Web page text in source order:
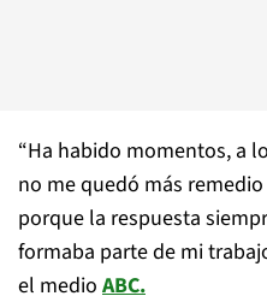
“Ha habido momentos, a
no me quedó más
porque la respuesta
formaba parte de mi
el medio ABC.